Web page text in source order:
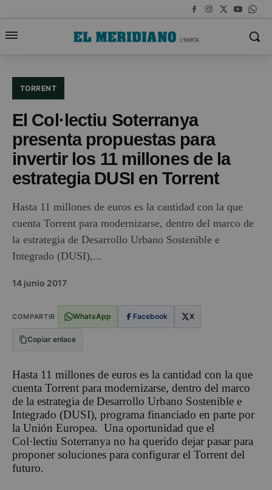
TORRENT
El Col·lectiu Soterranya
presenta propuestas para
invertir los 11 millones de la
estrategia DUSI en Torrent
Hasta 11 millones de euros es la cantidad con la que
cuenta Torrent para modernizarse, dentro del marco de
la estrategia de Desarrollo Urbano Sostenible e
Integrado (DUSI),...
14 junio 2017
COMPARTIR WhatsApp Facebook X
Copiar enlace
Hasta 11 millones de euros es la cantidad con la que
cuenta Torrent para modernizarse, dentro del marco
de la estrategia de Desarrollo Urbano Sostenible e
Integrado (DUSI), programa financiado en parte por
la Unión Europea. Una oportunidad que el
Col·lectiu Soterranya no ha querido dejar pasar para
proponer soluciones para configurar el Torrent del
futuro.